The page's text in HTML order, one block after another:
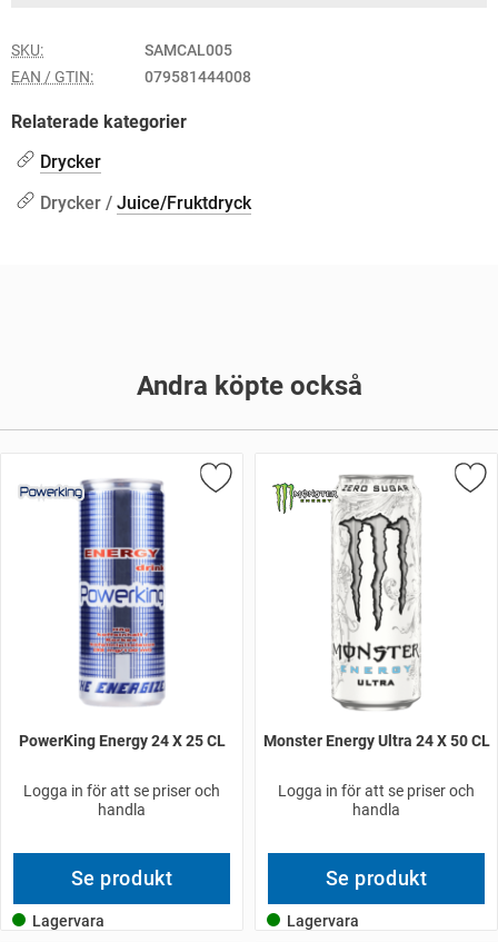
SKU:
SAMCAL005
EAN / GTIN:
079581444008
Relaterade kategorier
Drycker
Drycker / Juice/Fruktdryck
Andra köpte också
PowerKing Energy 24 X 25 CL
Logga in för att se priser och
handla
Se produkt
Lagervara
Monster Energy Ultra 24 X 50 CL
Logga in för att se priser och
handla
Se produkt
Lagervara